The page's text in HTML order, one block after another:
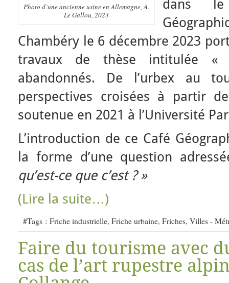
Photo d’une ancienne usine en Allemagne, A.
Le Gallou, 2023
dans
Chambéry le 6 décembre 2023
travaux de thèse intitulée «
abandonnés. De l’urbex au
perspectives croisées à partir
soutenue en 2021 à l’Université
L’introduction de ce Café
la forme d’une question
qu’est-ce que c’est ? »
(Lire la suite…)
#Tags : Friche industrielle, Friche urbaine, Friches, Villes -
Faire du tourisme avec
cas de l’art rupestre